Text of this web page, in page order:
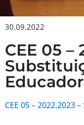
30.09.2022
CEE 05 –
CEE 05 – 2022.2023